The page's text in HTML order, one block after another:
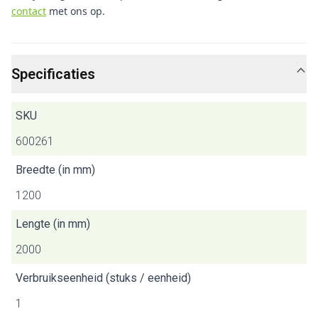
contact met ons op.
Specificaties
SKU
600261
Breedte (in mm)
1200
Lengte (in mm)
2000
Verbruikseenheid (stuks / eenheid)
1